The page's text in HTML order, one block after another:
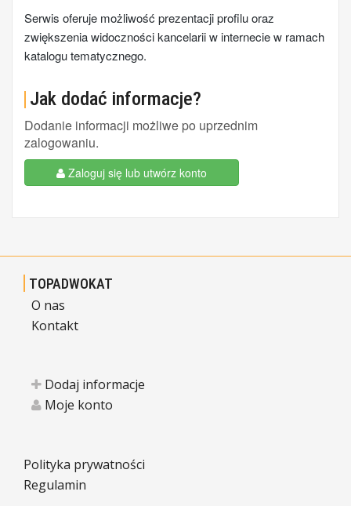
Serwis oferuje możliwość prezentacji profilu oraz
zwiększenia widoczności kancelarii w internecie w ramach
katalogu tematycznego.
Jak dodać informacje?
Dodanie informacji możliwe po uprzednim
zalogowaniu.
Zaloguj się lub utwórz konto
TOPADWOKAT
O nas
Kontakt
Dodaj informacje
Moje konto
Polityka prywatności
Regulamin